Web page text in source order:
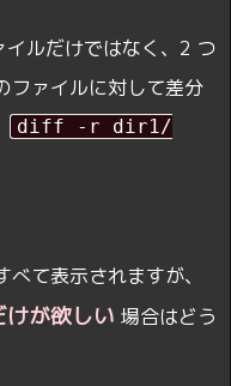
ルだけではなく、2 つ
ファイルに対して差分
diff -r dir1/
て表示されますが、
が欲しい 場合はどう